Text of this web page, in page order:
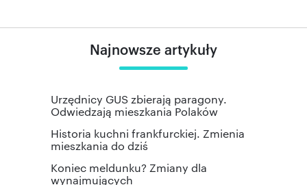
Najnowsze artykuły
Urzędnicy GUS zbierają paragony.
Odwiedzają mieszkania Polaków
Historia kuchni frankfurckiej. Zmienia
mieszkania do dziś
Koniec meldunku? Zmiany dla
wynajmujących